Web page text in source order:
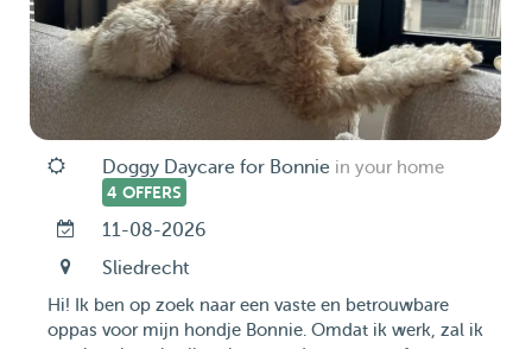
Doggy Daycare for Bonnie in your home
4 OFFERS
11-08-2026
Sliedrecht
Hi! Ik ben op zoek naar een vaste en betrouwbare
oppas voor mijn hondje Bonnie. Omdat ik werk, zal ik